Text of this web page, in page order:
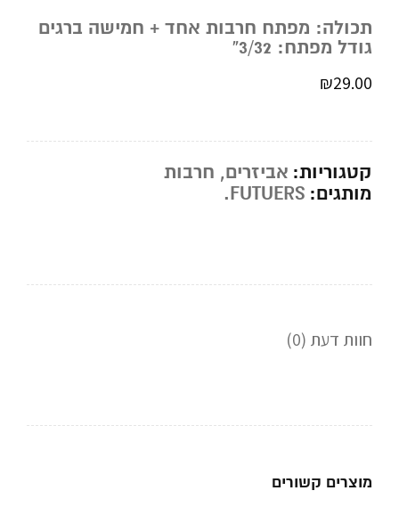
תכולה: מפתח חרבות אחד + חמישה ברגים
גודל מפתח: 3/32”
₪29.00
קטגוריות: אביזרים, חרבות
מותגים: FUTUERS.
חוות דעת (0)
מוצרים קשורים